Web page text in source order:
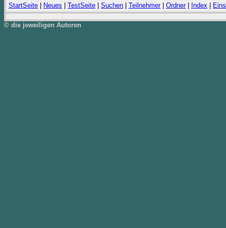
StartSeite Neues TestSeite Suchen Teilnehmer| Ordner| Index
© die jeweiligen Autoren